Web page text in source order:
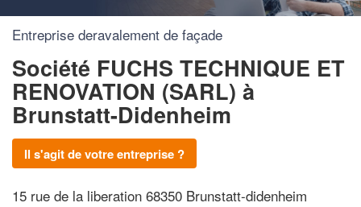
Entreprise deravalement de façade
Société FUCHS TECHNIQUE ET
RENOVATION (SARL) à
Brunstatt-Didenheim
Il s'agit de votre entreprise ?
15 rue de la liberation 68350 Brunstatt-didenheim